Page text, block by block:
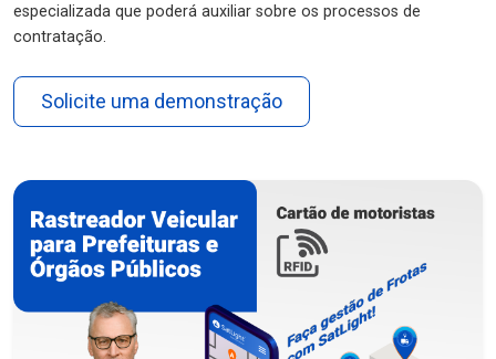
especializada que poderá auxiliar sobre os processos de
contratação.
Solicite uma demonstração